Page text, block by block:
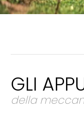
GLI
della